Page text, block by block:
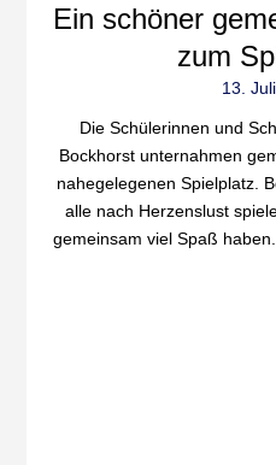
Ein schöner
zum
13.
Die Schülerinnen und
Bockhorst unternahmen
nahegelegenen Spielplatz.
alle nach Herzenslust
gemeinsam viel Spaß